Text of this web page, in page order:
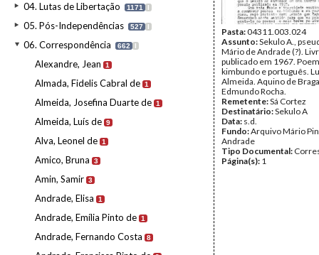
04. Lutas de Libertação 1171 I
05. Pós-Independências 527 I
06. Correspondência 662 I
Alexandre, Jean 1
Almada, Fidelis Cabral de 1
Almeida, Josefina Duarte de 1
Almeida, Luís de 9
Alva, Leonel de 1
Amico, Bruna 3
Amin, Samir 3
Andrade, Elisa 1
Andrade, Emília Pinto de 1
Andrade, Fernando Costa 8
Pasta:04311.003.024
Assunto:Sekulo A.,
Mário de Andrade (?).
publicado em 1967.
kimbundo e português.
Almeida. Aquino de
Edmundo Rocha.
Remetente:Sá Cortez
Destinatário:Sekulo A
Data: s.d.
Fundo:Arquivo Mário
Andrade
Tipo Documental:
Página(s): 1